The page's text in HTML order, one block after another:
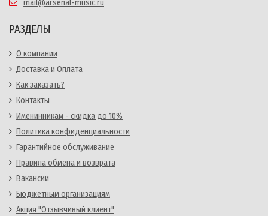
mail@arsenal-music.ru
РАЗДЕЛЫ
О компании
Доставка и Оплата
Как заказать?
Контакты
Именинникам - скидка до 10%
Политика конфиденциальности
Гарантийное обслуживание
Правила обмена и возврата
Вакансии
Бюджетным организациям
Акция "Отзывчивый клиент"